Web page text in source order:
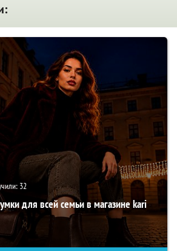
32
для всей семьи в магазине kari